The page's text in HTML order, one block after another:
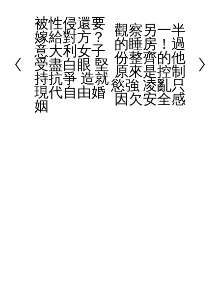
P
r
e
v
i
o
u
s
被性侵還要
嫁給對方？
意大利女子
受盡白眼 堅
持抗爭 造就
現代自由婚
姻
N觀察另一半
的睡房！過
份整齊的他
原來是控制
慾強 凌亂只
因欠安全感